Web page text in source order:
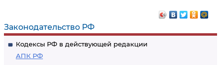
Законодательство РФ
Кодексы РФ в действующей редакции
АПК РФ